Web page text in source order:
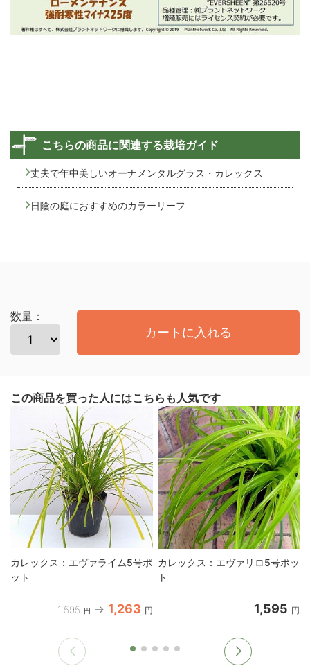
こちらの商品に関連する栽培ガイド
丈夫で年中美しいオーナメンタルグラス・カレックス
日陰の庭におすすめのカラーリーフ
数量：
カートに入れる
この商品を買った人にはこちらも人気です
カレックス：エヴァライム5号ポ
ット
1,595 円 1,263 円
カレックス：エヴァリロ5号ポッ
ト
1,595 円